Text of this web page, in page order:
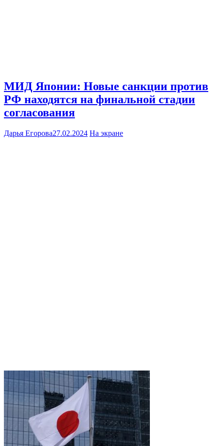
МИД Японии: Новые санкции против
РФ находятся на финальной стадии
согласования
Дарья Егорова27.02.2024 На экране